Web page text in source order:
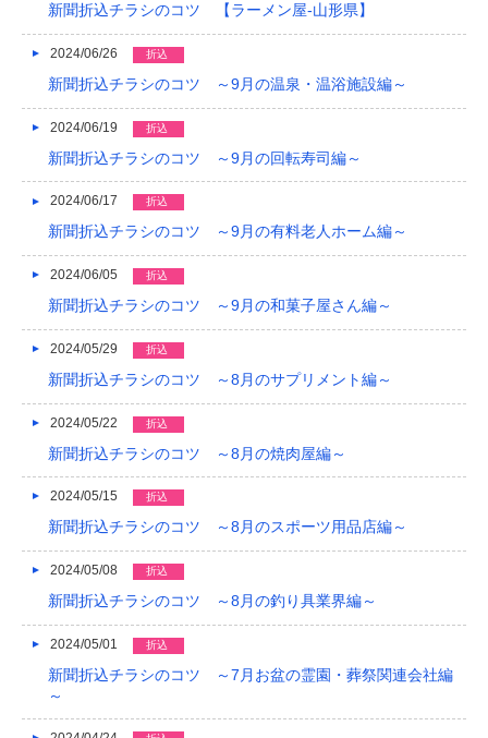
新聞折込チラシのコツ 【ラーメン屋-山形県】
2024/06/26 折込
新聞折込チラシのコツ ～9月の温泉・温浴施設編～
2024/06/19 折込
新聞折込チラシのコツ ～9月の回転寿司編～
2024/06/17 折込
新聞折込チラシのコツ ～9月の有料老人ホーム編～
2024/06/05 折込
新聞折込チラシのコツ ～9月の和菓子屋さん編～
2024/05/29 折込
新聞折込チラシのコツ ～8月のサプリメント編～
2024/05/22 折込
新聞折込チラシのコツ ～8月の焼肉屋編～
2024/05/15 折込
新聞折込チラシのコツ ～8月のスポーツ用品店編～
2024/05/08 折込
新聞折込チラシのコツ ～8月の釣り具業界編～
2024/05/01 折込
新聞折込チラシのコツ ～7月お盆の霊園・葬祭関連会社編
～